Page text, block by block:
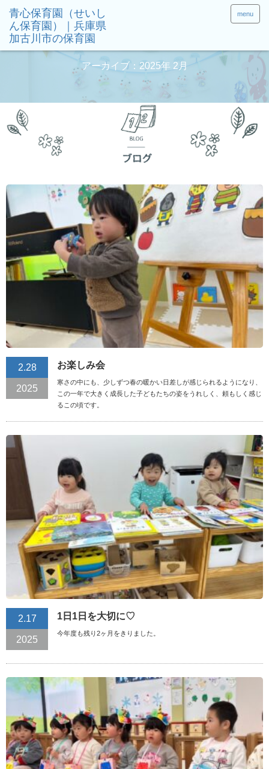
menu
アーカイブ：2025年 2月
2.28
2025
お楽しみ会
寒さの中にも、少しずつ春の暖かい日差しが感じられるようになり、
この一年で大きく成長した子どもたちの姿をうれしく、頼もしく感じ
るこの頃です。
2.17
2025
1日1日を大切に♡
今年度も残り2ヶ月をきりました。